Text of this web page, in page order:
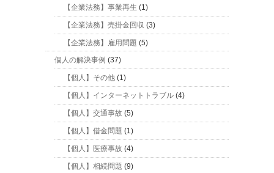
【企業法務】事業再生 (1)
【企業法務】売掛金回収 (3)
【企業法務】雇用問題 (5)
個人の解決事例 (37)
【個人】その他 (1)
【個人】インターネットトラブル (4)
【個人】交通事故 (5)
【個人】借金問題 (1)
【個人】医療事故 (4)
【個人】相続問題 (9)